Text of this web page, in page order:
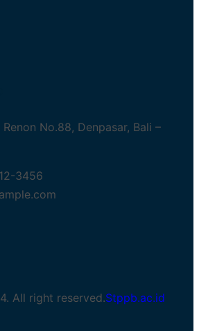
No.88, Denpasar, Bali –
3456
All right reserved.Stppb.ac.id